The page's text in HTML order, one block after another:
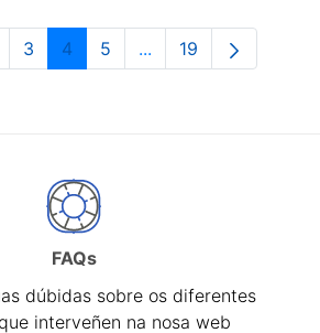
Páxina
3 Páxina
4 Páxina
5 ...Páxinas intermedias
Páxina
19
FAQs
dúbidas sobre os diferentes
interveñen na nosa web